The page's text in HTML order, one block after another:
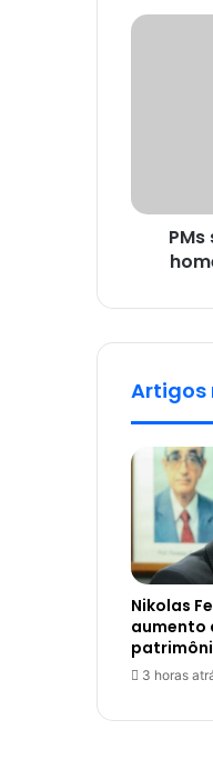
Artigos
Nikolas
aumento
3 horas